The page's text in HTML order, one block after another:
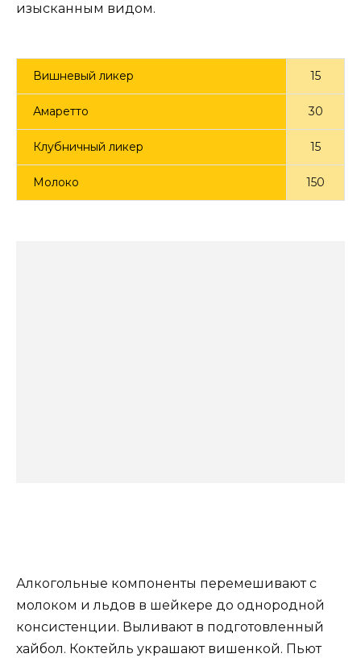
изысканным видом.
Вишневый ликер 15
Амаретто 30
Клубничный ликер 15
Молоко 150
Алкогольные компоненты перемешивают с
молоком и льдов в шейкере до однородной
консистенции. Выливают в подготовленный
хайбол. Коктейль украшают вишенкой. Пьют